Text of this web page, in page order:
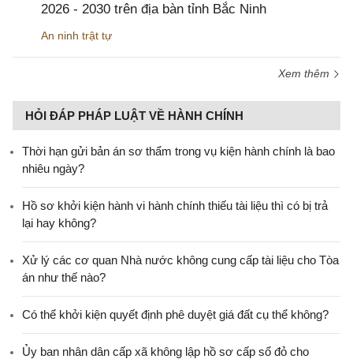
2026 - 2030 trên địa bàn tỉnh Bắc Ninh
An ninh trật tự
Xem thêm
HỎI ĐÁP PHÁP LUẬT VỀ HÀNH CHÍNH
Thời hạn gửi bản án sơ thẩm trong vụ kiện hành chính là bao
nhiêu ngày?
Hồ sơ khởi kiện hành vi hành chính thiếu tài liệu thì có bị trả
lại hay không?
Xử lý các cơ quan Nhà nước không cung cấp tài liệu cho Tòa
án như thế nào?
Có thể khởi kiện quyết định phê duyệt giá đất cụ thể không?
Ủy ban nhân dân cấp xã không lập hồ sơ cấp sổ đỏ cho